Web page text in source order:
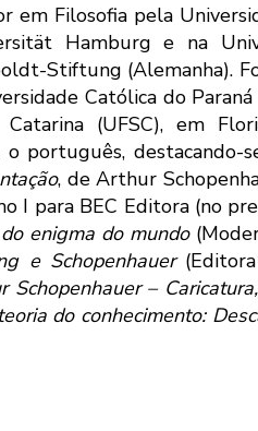
Filosofia pela
Hamburg e na
Stiftung (Alemanha).
Católica do
(UFSC), em
português, destacando-
, de Arthur
I para BEC Editora (no
enigma do mundo
e Schopenhauer(Editora
–
do conhecimento: